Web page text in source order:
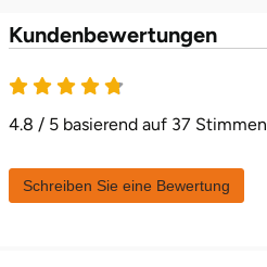
Kundenbewertungen
4.8 von 5
4.8 / 5 basierend auf 37 Stimmen
Schreiben Sie eine Bewertung
Jena
Jerichower Land
Kamp-Lintfort
Karlsruhe